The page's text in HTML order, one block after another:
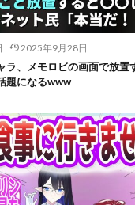
2025年9月28日
ラ、メモロビの画面で放置
題になるwww